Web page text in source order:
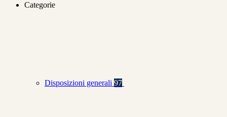
Categorie
Disposizioni generali 97